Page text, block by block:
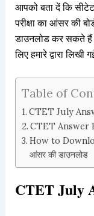
आपको बता दें कि
परीक्षा का आंसर की
डाउनलोड कर सकते हैं
लिए हमारे द्वारा
Table of
CTET July
CTET Answer
How to
आंसर की डाउनलोड
CTET July